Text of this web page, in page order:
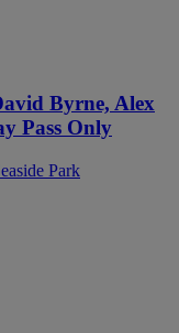
Byrne, Alex
Pass Only
Park